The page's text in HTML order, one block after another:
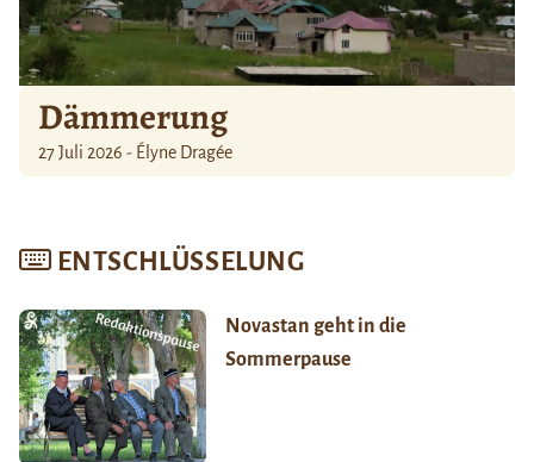
Dämmerung
27 Juli 2026 - Élyne Dragée
ENTSCHLÜSSELUNG
Novastan geht in die
Sommerpause